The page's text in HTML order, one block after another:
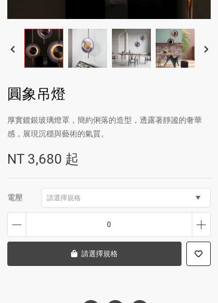
圓象吊燈
厚實鍍銀玻璃燈罩，簡約俐落的造型，透露著靜謐的奢華
感，展現沉穩與藝術的氣質。
NT 3,680 起
電壓 請選擇規格
0
請選擇規格